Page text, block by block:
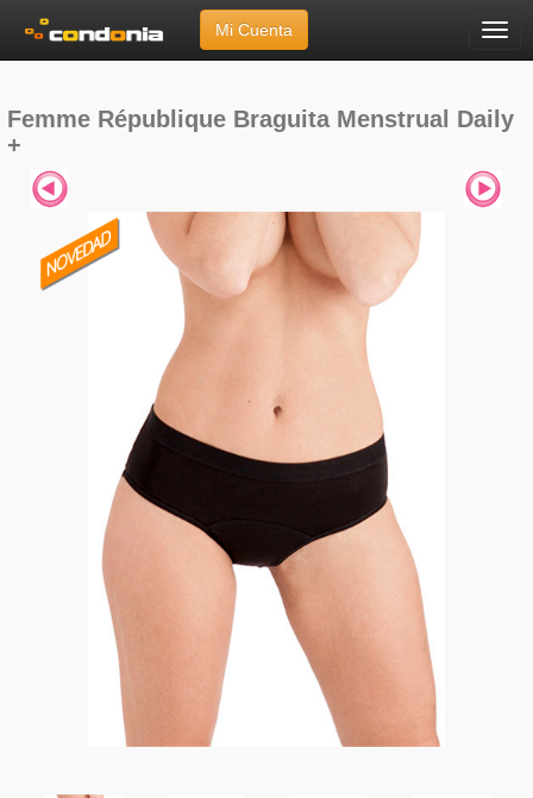
Menú
Mi Cuenta
Femme République»Braguita Menstrual Daily +
Femme République Braguita Menstrual Daily
+